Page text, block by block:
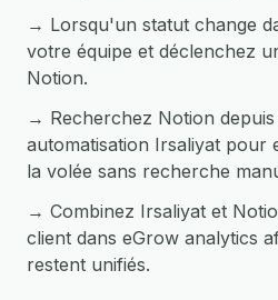
→ Lorsqu'un statut change
votre équipe et déclenchez
Notion.
→ Recherchez Notion
automatisation Irsaliyat pour
la volée sans recherche
→ Combinez Irsaliyat et
client dans eGrow analytics
restent unifiés.